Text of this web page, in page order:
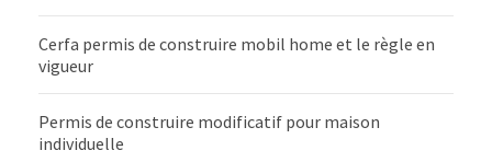
Cerfa permis de construire mobil home et le règle en
vigueur
Permis de construire modificatif pour maison
individuelle